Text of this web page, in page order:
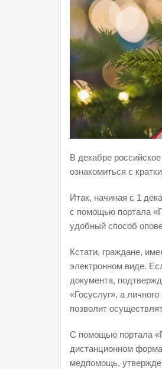
В декабре
ознакомиться с
Итак, начиная с 1
с помощью портала
удобный способ
Кстати, граждане,
электронном виде.
документа,
«Госуслуг», а
позволит
С помощью портала
дистанционном
медпомощь,